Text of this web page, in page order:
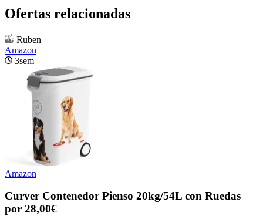
Ofertas relacionadas
Ruben
Amazon
3sem
Amazon
Curver Contenedor Pienso 20kg/54L con Ruedas
por 28,00€